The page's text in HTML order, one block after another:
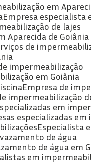
em
Empresa
de lajes
Aparecida de Goiânia
de
impermeabilização
em Goiânia
Empresa de
impermeabilização
em
especializadas
de água
de água em
em